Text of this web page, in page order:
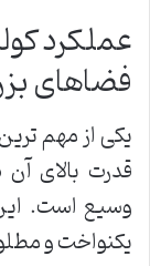
عملکرد
فضاهای
قدرت بالای
وسیع است.
یکنواخت و